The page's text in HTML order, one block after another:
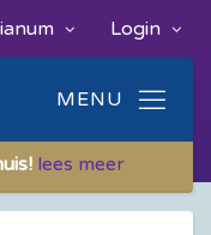
Login
lees meer